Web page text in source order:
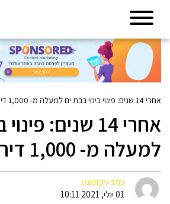
אחרי 14 שנים: פינוי בינוי בבת ים למעלה מ- 1,000 דירות
אחרי 14 שנים:
למעלה מ- 1,000 דירות
כתב מקומונט
01 יולי, 2021 10:11